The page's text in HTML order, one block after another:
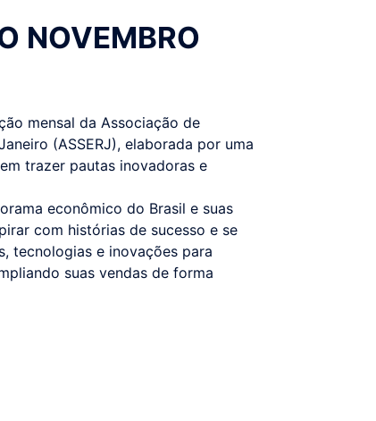
NOVEMBRO
mensal da Associação de
(ASSERJ), elaborada por uma
trazer pautas inovadoras e
econômico do Brasil e suas
com histórias de sucesso e se
tecnologias e inovações para
suas vendas de forma